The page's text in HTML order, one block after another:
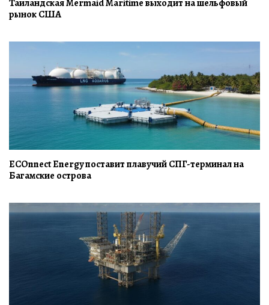
Таиландская Mermaid Maritime выходит на шельфовый
рынок США
ECOnnect Energy поставит плавучий СПГ-терминал на
Багамские острова